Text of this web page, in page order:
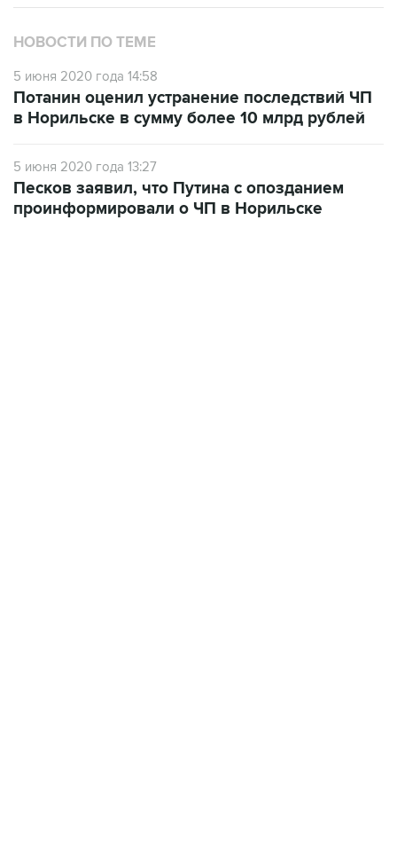
НОВОСТИ ПО ТЕМЕ
5 июня 2020 года 14:58
Потанин оценил устранение последствий ЧП
в Норильске в сумму более 10 млрд рублей
5 июня 2020 года 13:27
Песков заявил, что Путина с опозданием
проинформировали о ЧП в Норильске